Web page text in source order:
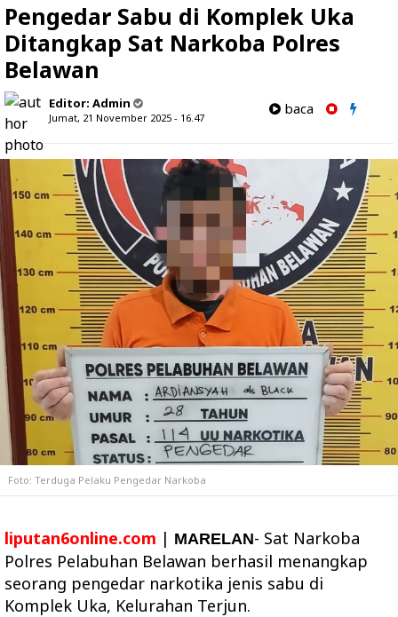
Pengedar Sabu di Komplek Uka
Ditangkap Sat Narkoba Polres
Belawan
Editor: Admin
Jumat, 21 November 2025 - 16.47
baca
Foto: Terduga Pelaku Pengedar Narkoba
liputan6online.com | MARELAN- Sat Narkoba
Polres Pelabuhan Belawan berhasil menangkap
seorang pengedar narkotika jenis sabu di
Komplek Uka, Kelurahan Terjun.